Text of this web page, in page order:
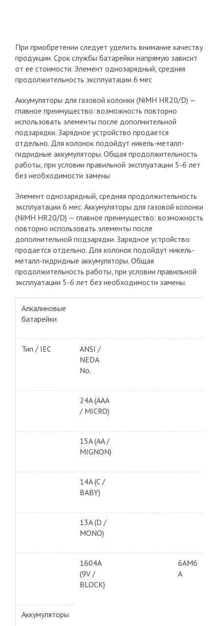
При приобретении следует уделить внимание качеству
продукции. Срок службы батарейки напрямую зависит
от ее стоимости. Элемент однозарядный, средняя
продолжительность эксплуатации 6 мес
Аккумуляторы для газовой колонки (NiMH HR20/D) —
главное преимущество: возможность повторно
использовать элементы после дополнительной
подзарядки. Зарядное устройство продается
отдельно. Для колонок подойдут никель-металл-
гидридные аккумуляторы. Общая продолжительность
работы, при условии правильной эксплуатации 5-6 лет
без необходимости замены
Элемент однозарядный, средняя продолжительность
эксплуатации 6 мес. Аккумуляторы для газовой колонки
(NiMH HR20/D) — главное преимущество: возможность
повторно использовать элементы после
дополнительной подзарядки. Зарядное устройство
продается отдельно. Для колонок подойдут никель-
металл-гидридные аккумуляторы. Общая
продолжительность работы, при условии правильной
эксплуатации 5-6 лет без необходимости замены.
Алкалиновые
батарейки
Тип / IEC
ANSI /
NEDA
No.
24A (AAA
/ MICRO)
15A (AA /
MIGNON)
14A (C /
BABY)
13A (D /
MONO)
1604A
(9V /
BLOCK)
6AM6
A
Аккумуляторы